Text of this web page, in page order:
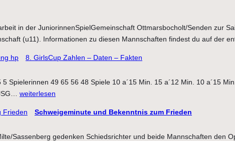
in der JuniorinnenSpielGemeinschaft Ottmarsbocholt/Senden zur
(u11). Informationen zu diesen Mannschaften findest du auf der
8. GirlsCup Zahlen – Daten – Fakten
Spielerinnen 49 65 56 48 Spiele 10 a´15 Min. 15 a´12 Min. 10 a´15
8.
Zahlen
Daten
weiterlesen
Schweigeminute und Bekenntnis zum Frieden
Sassenberg gedenken Schiedsrichter und beide Mannschaften den